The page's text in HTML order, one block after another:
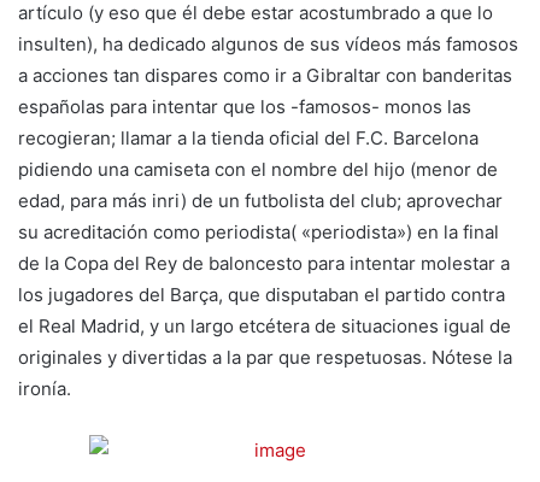
artículo (y eso que él debe estar acostumbrado a que lo
insulten), ha dedicado algunos de sus vídeos más famosos
a acciones tan dispares como ir a Gibraltar con banderitas
españolas para intentar que los -famosos- monos las
recogieran; llamar a la tienda oficial del F.C. Barcelona
pidiendo una camiseta con el nombre del hijo (menor de
edad, para más inri) de un futbolista del club; aprovechar
su acreditación como periodista( «periodista») en la final
de la Copa del Rey de baloncesto para intentar molestar a
los jugadores del Barça, que disputaban el partido contra
el Real Madrid, y un largo etcétera de situaciones igual de
originales y divertidas a la par que respetuosas. Nótese la
ironía.